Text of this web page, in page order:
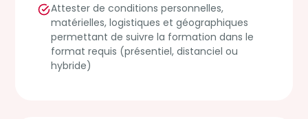
Attester de conditions personnelles,
matérielles, logistiques et géographiques
permettant de suivre la formation dans le
format requis (présentiel, distanciel ou
hybride)